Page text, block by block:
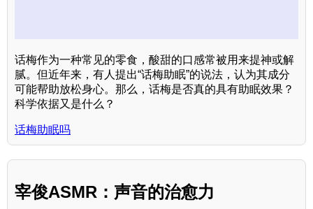
话梅作为一种常见的零食，酸甜的口感常被用来提神或解
腻。但近年来，有人提出“话梅助眠”的说法，认为其成分
可能帮助放松身心。那么，话梅是否真的具有助眠效果？
科学依据又是什么？
话梅助眠吗
宰俊ASMR：声音的治愈力